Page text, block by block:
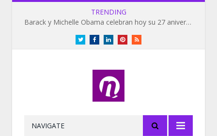
TRENDING
Barack y Michelle Obama celebran hoy su 27 aniversario de bodas
TwitterFacebookLinkedInPinterestRSS
NAVIGATE